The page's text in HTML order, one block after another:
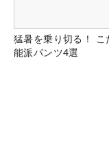
猛暑を乗り切る！ こ
能派パンツ4選